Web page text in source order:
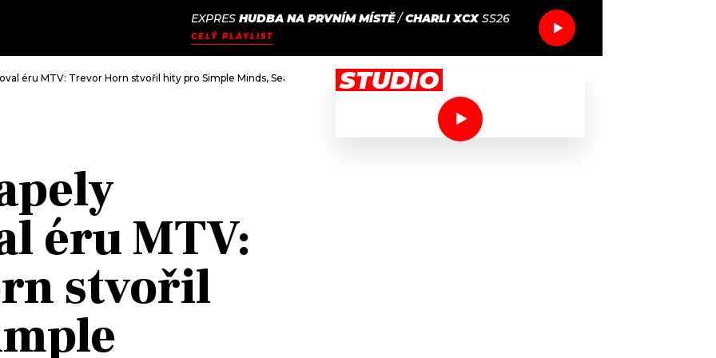
EXPRES HUDBA NA PRVNÍM MÍSTĚ/CHARLI XCX SS26
CELÝ PLAYLIST
éru MTV: Trevor Horn stvořil hity pro Simple Minds, Seala nebo Frankie Goes To Hollywood
éru MTV:
stvořil
STUDIO